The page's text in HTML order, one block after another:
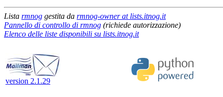
Lista rmnog gestita da rmnog-owner at lists.itnog.it
Pannello di controllo di rmnog (richiede autorizzazione)
Elenco delle liste disponibili su lists.itnog.it
version 2.1.29